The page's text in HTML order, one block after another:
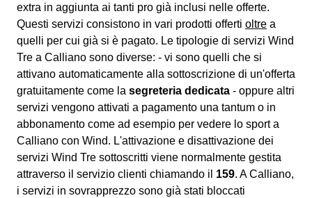
extra in aggiunta ai tanti pro già inclusi nelle offerte.
Questi servizi consistono in vari prodotti offerti oltre a
quelli per cui già si è pagato. Le tipologie di servizi Wind
Tre a Calliano sono diverse: - vi sono quelli che si
attivano automaticamente alla sottoscrizione di un'offerta
gratuitamente come la segreteria dedicata - oppure altri
servizi vengono attivati a pagamento una tantum o in
abbonamento come ad esempio per vedere lo sport a
Calliano con Wind. L'attivazione e disattivazione dei
servizi Wind Tre sottoscritti viene normalmente gestita
attraverso il servizio clienti chiamando il 159. A Calliano,
i servizi in sovrapprezzo sono già stati bloccati